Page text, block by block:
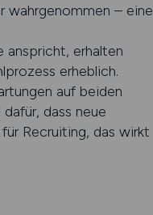
wahrgenommen – eine
anspricht, erhalten
erheblich.
auf beiden
dass neue
Recruiting, das wirkt